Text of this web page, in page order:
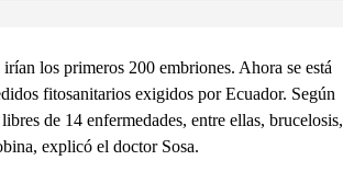
los primeros 200 embriones. Ahora se está
fitosanitarios exigidos por Ecuador. Según
de 14 enfermedades, entre ellas, brucelosis,
explicó el doctor Sosa.